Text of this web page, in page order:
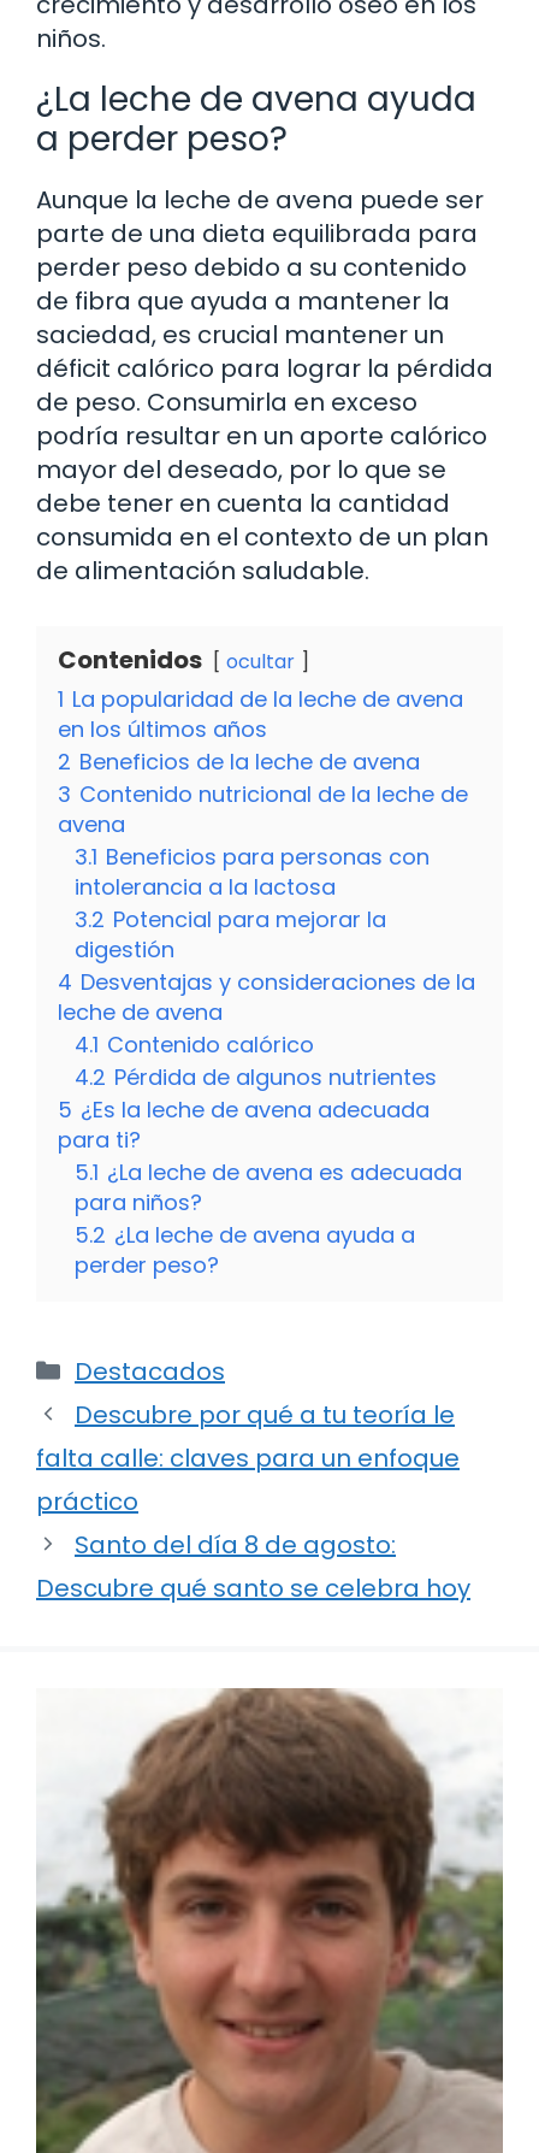
niños.
¿La leche de avena ayuda
a perder peso?
Aunque la leche de avena puede ser
parte de una dieta equilibrada para
perder peso debido a su contenido
de fibra que ayuda a mantener la
saciedad, es crucial mantener un
déficit calórico para lograr la pérdida
de peso. Consumirla en exceso
podría resultar en un aporte calórico
mayor del deseado, por lo que se
debe tener en cuenta la cantidad
consumida en el contexto de un plan
de alimentación saludable.
Contenidos ocultar
1 La popularidad de la leche de avena
en los últimos años
2 Beneficios de la leche de avena
3 Contenido nutricional de la leche de
avena
3.1 Beneficios para personas con
intolerancia a la lactosa
3.2 Potencial para mejorar la
digestión
4 Desventajas y consideraciones de la
leche de avena
4.1 Contenido calórico
4.2 Pérdida de algunos nutrientes
5 ¿Es la leche de avena adecuada
para ti?
5.1 ¿La leche de avena es adecuada
para niños?
5.2 ¿La leche de avena ayuda a
perder peso?
Categorías
Destacados
Descubre por qué a tu teoría le
falta calle: claves para un enfoque
práctico
Santo del día 8 de agosto:
Descubre qué santo se celebra hoy